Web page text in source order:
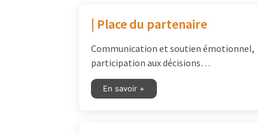
| Place du partenaire
Communication et soutien émotionnel,
participation aux décisions…
En savoir +